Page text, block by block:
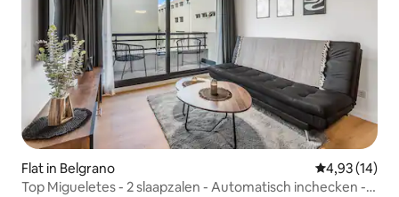
Flat in Belgrano Gemiddelde
4,93 (14)
Top Migueletes - 2 slaapzalen - Automatisch inchecken -